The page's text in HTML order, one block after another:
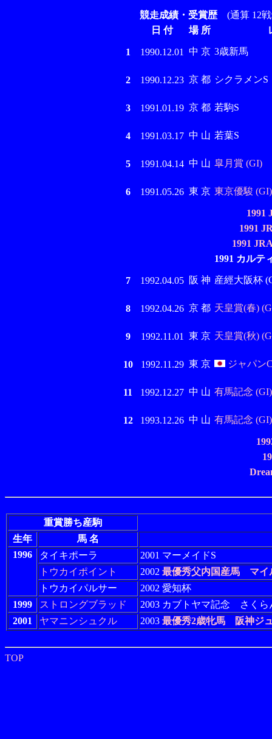
競走成績・受賞歴(通算 12戦
日 付
場 所
1 1990.12.01 中 京 3歳新馬
2 1990.12.23 京 都 シクラメンS
3 1991.01.19 京 都 若駒S
4 1991.03.17 中 山 若葉S
5 1991.04.14 中 山 皐月賞 (GI)
6 1991.05.26 東 京 東京優駿 (GI)
1991
1991
1991
1991 カルテ
7 1992.04.05 阪 神 産經大阪杯
8 1992.04.26 京 都 天皇賞(春)
9 1992.11.01 東 京 天皇賞(秋)
10 1992.11.29 東 京 ジャパン
11 1992.12.27 中 山 有馬記念 (GI)
12 1993.12.26 中 山 有馬記念 (GI)
重賞勝ち産駒
生年
馬 名
1996
タイキポーラ
2001 マーメイドS
トウカイポイント
2002 最優秀父内国産馬
マイ
トウカイパルサー
2002 愛知杯
1999
ストロングブラッド
2003 カブトヤマ記念 さく
2001
ヤマニンシュクル 2003 最優秀2歳牝馬 阪神ジ
TOP